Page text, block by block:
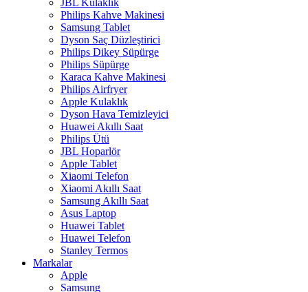
Philips Kahve Makinesi
Samsung Tablet
Dyson Saç Düzleştirici
Philips Dikey Süpürge
Philips Süpürge
Karaca Kahve Makinesi
Philips Airfryer
Apple Kulaklık
Dyson Hava Temizleyici
Huawei Akıllı Saat
Philips Ütü
JBL Hoparlör
Apple Tablet
Xiaomi Telefon
Xiaomi Akıllı Saat
Samsung Akıllı Saat
Asus Laptop
Huawei Tablet
Huawei Telefon
Stanley Termos
Markalar
Apple
Samsung